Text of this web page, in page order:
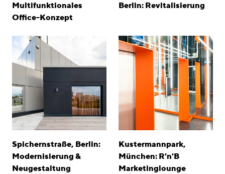
Multifunktionales
Office-Konzept
Berlin: Revitalisierung
Spichernstraße, Berlin:
Modernisierung &
Neugestaltung
Kustermannpark,
München: R'n'B
Marketinglounge